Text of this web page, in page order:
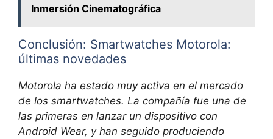
Inmersión Cinematográfica
Conclusión: Smartwatches Motorola:
últimas novedades
Motorola ha estado muy activa en el mercado
de los smartwatches. La compañía fue una de
las primeras en lanzar un dispositivo con
Android Wear, y han seguido produciendo